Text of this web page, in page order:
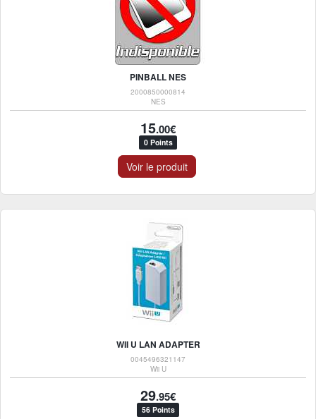
PINBALL NES
2000850000814
NES
15.00€
0 Points
Voir le produit
WII U LAN ADAPTER
0045496321147
Wii U
29.95€
56 Points